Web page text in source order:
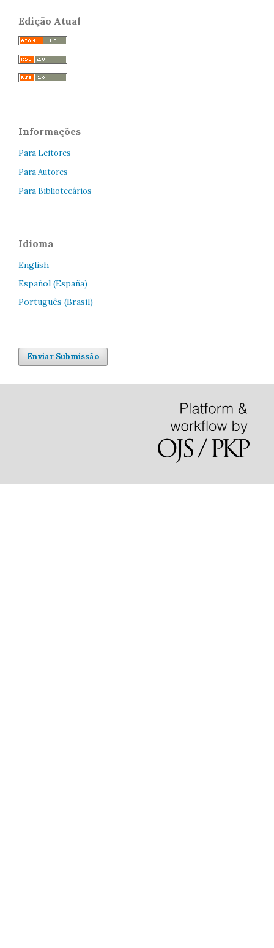
Edição Atual
Informações
Para Leitores
Para Autores
Para Bibliotecários
Idioma
English
Español (España)
Português (Brasil)
Enviar Submissão